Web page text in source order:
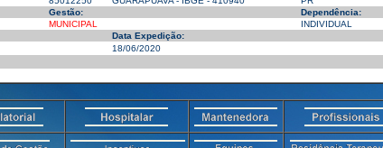
Gestão:
Dependência:
MUNICIPAL
INDIVIDUAL
Data Expedição:
18/06/2020